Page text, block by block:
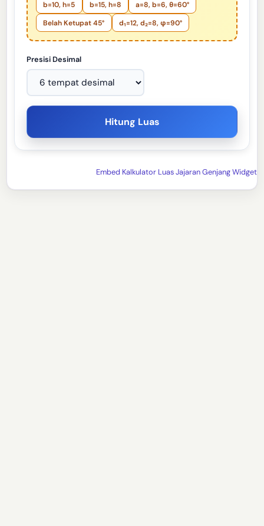
b=10, h=5 b=15, h=8
a=8, b=6, θ=60°
Belah Ketupat 45°
d₁=12, d₂=8, φ=90°
Presisi Desimal
Hitung Luas
Embed Kalkulator Luas Jajaran Genjang Widget